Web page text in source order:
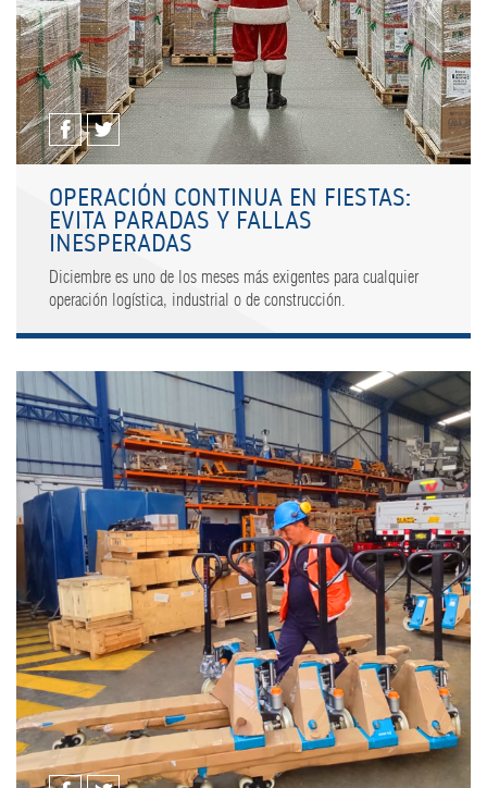
OPERACIÓN CONTINUA EN FIESTAS:
EVITA PARADAS Y FALLAS
INESPERADAS
Diciembre es uno de los meses más exigentes para cualquier
operación logística, industrial o de construcción.